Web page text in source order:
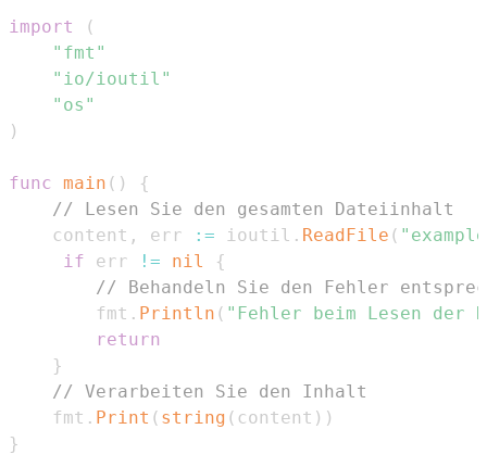
import
(
"fmt"
"io/ioutil"
"os"
)
func main ( )
{
// Lesen Sie den gesamten Dateiinhalt
	content
, err := ioutil . ReadFile (
if err != nil
{
// Behandeln Sie den Fehler
		fmt
. Println ( "Fehler beim Lesen der
return
}
// Verarbeiten Sie den Inhalt
	fmt
. Print ( string ( content ) )
}